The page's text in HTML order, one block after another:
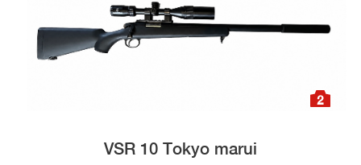
2
VSR 10 Tokyo marui